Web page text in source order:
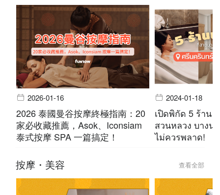
2026-01-16
2026 泰國曼谷按摩終極指南：20
家必收藏推薦，Asok、Iconsiam
泰式按摩 SPA 一篇搞定！
2024-01-18
เปิดพิกัด 5 ร้าน
สวนหลวง บาง
ไม่ควรพลาด!
按摩・美容 查看全部